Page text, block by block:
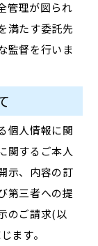
管理が図られ
満たす委託先
監督を行いま
個人情報に関
関するご本人
示、内容の訂
第三者への提
のご請求(以
ます。